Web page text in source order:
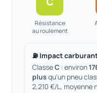
Résistance
au roulement
⛽ Impact
ClasseC : environ
plus qu'un pneu
2,210 €/L,